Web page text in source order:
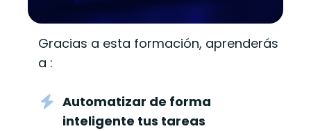
Gracias a esta formación, aprenderás
a :
Automatizar de forma
inteligente tus tareas